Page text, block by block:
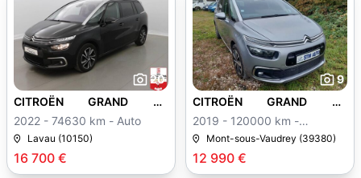
20
16 700 €
CITROËN GRAND C4
SPACETOURER
2022 - 74630 km - Auto
Lavau (10150)
9
12 990 €
CITROËN GRAND C4
SPACETOURER
2019 - 120000 km -
Manuelle
Mont-sous-Vaudrey (39380)